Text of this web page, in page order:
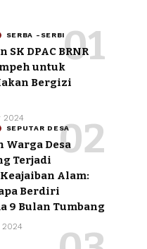
SERBA -SERBI
SK DPAC BRNR
untuk
Bergizi
2024
SEPUTAR DESA
Warga Desa
Terjadi
Alam:
Berdiri
9 Bulan Tumbang
2024